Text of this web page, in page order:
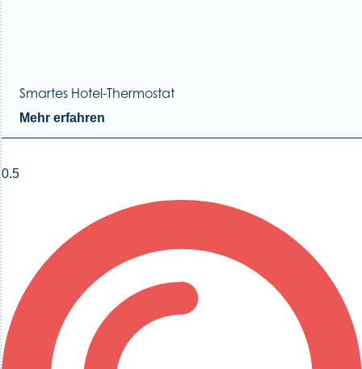
Smartes Hotel-Thermostat
Mehr erfahren